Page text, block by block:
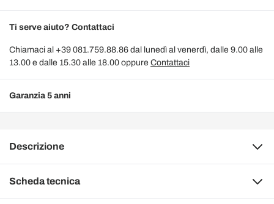
Ti serve aiuto? Contattaci
Chiamaci al +39 081.759.88.86 dal lunedì al venerdì, dalle 9.00 alle
13.00 e dalle 15.30 alle 18.00 oppure Contattaci
Garanzia 5 anni
Descrizione
Scheda tecnica